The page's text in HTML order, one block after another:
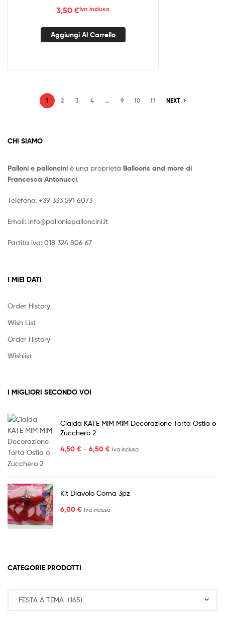
3,50 €Iva inclusa
Aggiungi Al Carrello
1 2 3 4 … 9 10 11 NEXT
CHI SIAMO
Palloni e palloncini è una proprietà Balloons and more di
Francesca Antonucci.
Telefono: +39 333 591 6073
Email: info@palloniepalloncini.it
Partita iva: 018 324 806 67
I MIEI DATI
Order History
Wish List
Order History
Wishlist
I MIGLIORI SECONDO VOI
Cialda KATE MIM MIM Decorazione Torta Ostia o
Zucchero 2
4,50 € - 6,50 € Fascia
4,50 €
6,50 €
Iva inclusa
Kit Diavolo Corna 3pz
6,00 € Iva inclusa
CATEGORIE PRODOTTI